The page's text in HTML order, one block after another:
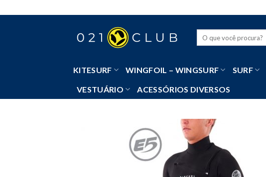
to
KITESURF WINGFOIL – WINGSURF SURF
VESTUÁRIO ACESSÓRIOS DIVERSOS